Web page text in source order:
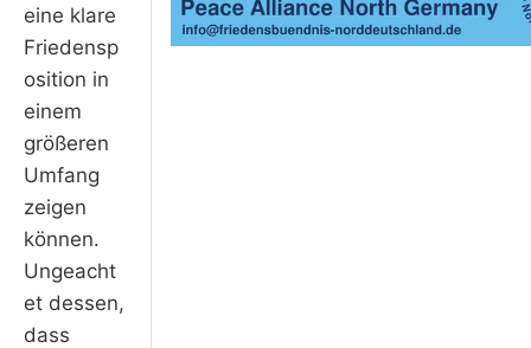
eine klare
Friedensp
osition in
einem
größeren
Umfang
zeigen
können.
Ungeacht
et dessen,
dass